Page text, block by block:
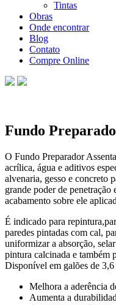
Tintas
Obras
Onde encontrar
Blog
Contato
Compre Online
Fundo
O Fundo Preparador
acrílica, água e aditivos
alvenaria, gesso e concreto
grande poder de penetração
acabamento sobre ele
É indicado para
paredes pintadas com cal,
uniformizar a absorção,
pintura calcinada e também
Disponível em galões de
Melhora a aderência
Aumenta a